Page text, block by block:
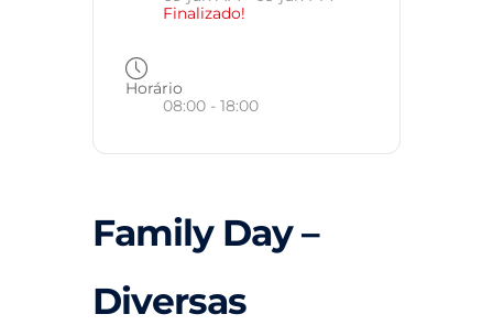
Finalizado!
Horário
08:00 - 18:00
Family Day –
Diversas